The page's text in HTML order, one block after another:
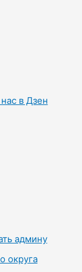
в Дзен
админу
округа